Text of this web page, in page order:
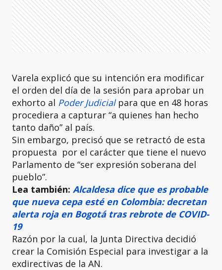
Varela explicó que su intención era modificar
el orden del día de la sesión para aprobar un
exhorto al Poder Judicial para que en 48 horas
procediera a capturar “a quienes han hecho
tanto daño” al país.
Sin embargo, precisó que se retractó de esta
propuesta por el carácter que tiene el nuevo
Parlamento de “ser expresión soberana del
pueblo”.
Lea también: Alcaldesa dice que es probable
que nueva cepa esté en Colombia: decretan
alerta roja en Bogotá tras rebrote de COVID-
19
Razón por la cual, la Junta Directiva decidió
crear la Comisión Especial para investigar a la
exdirectivas de la AN.